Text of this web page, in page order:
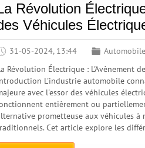
Révolution
Véhicules
31-05-2024, 13:44 Automobile
Révolution Électrique : L'Avènement
L'industrie automobile
avec l'essor des véhicules
entièrement ou
prometteuse aux véhicules à
Cet article explore les